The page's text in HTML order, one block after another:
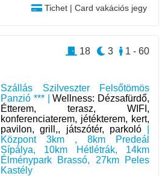
Tichet | Card vakációs jegy
Szállás Szilveszter Felsőtömös
Panzió *** |Wellness: Dézsafürdő,
Étterem, terasz, WIFI,
konferenciaterem, jétékterem, kert,
pavilon, grill,, játszótér, parkoló|
Központ 3km , 8km Predeál
Sípálya, 10km Hétlétrák, 14km
Élménypark Brassó, 27km Peles
Kastély
1 - 60
3
18